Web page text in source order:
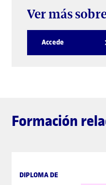
Ver más
Accede
Formación
DIPLOMA DE